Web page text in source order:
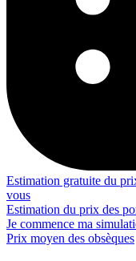
Estimation gratuite du
vous
Estimation du prix des
Je commence ma
Prix moyen des obsèques